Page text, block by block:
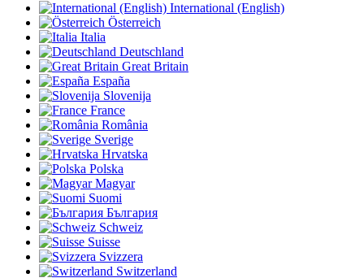
International (English)
Österreich
Italia
Deutschland
Great Britain
España
Slovenija
France
România
Sverige
Hrvatska
Polska
Magyar
Suomi
България
Schweiz
Suisse
Svizzera
Switzerland